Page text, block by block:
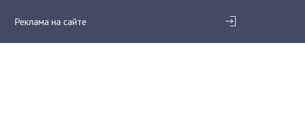
Реклама на сайте